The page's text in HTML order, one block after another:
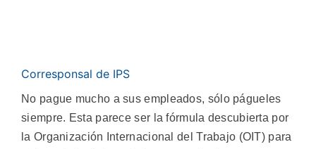
Corresponsal de IPS
No pague mucho a sus empleados, sólo págueles
siempre. Esta parece ser la fórmula descubierta por
la Organización Internacional del Trabajo (OIT) para